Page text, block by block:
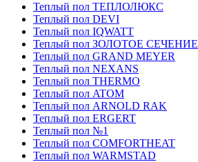
Теплый пол ТЕПЛОЛЮКС
Теплый пол DEVI
Теплый пол IQWATT
Теплый пол ЗОЛОТОЕ СЕЧЕНИЕ
Теплый пол GRAND MEYER
Теплый пол NEXANS
Теплый пол THERMO
Теплый пол ATOM
Теплый пол ARNOLD RAK
Теплый пол ERGERT
Теплый пол №1
Теплый пол COMFORTHEAT
Теплый пол WARMSTAD